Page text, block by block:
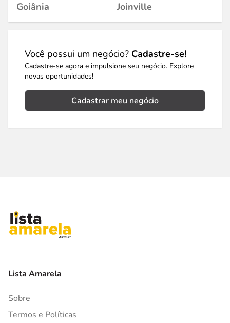
Goiânia
Joinville
Você possui um negócio? Cadastre-se!
Cadastre-se agora e impulsione seu negócio. Explore
novas oportunidades!
Cadastrar meu negócio
Lista Amarela
Sobre
Termos e Políticas